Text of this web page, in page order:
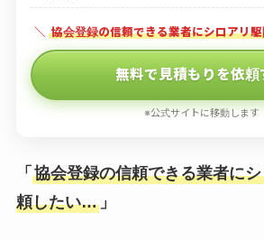
＼ 協会登録の信頼できる業者にシロアリ
無料で見積もりを依頼
※公式サイトに移動します
「 協会登録の信頼できる業者に
頼したい…」